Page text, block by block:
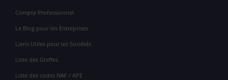
Compte Professionnel
Le Blog pour les Entreprises
Liens Utiles pour les Sociétés
Liste des Greffes
Liste des codes NAF / APE